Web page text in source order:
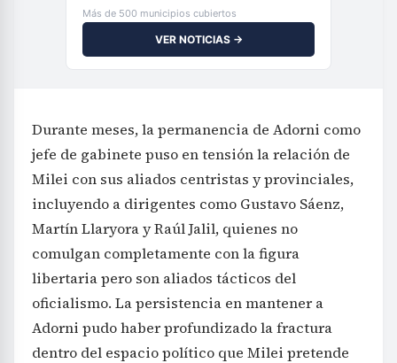
Más de 500 municipios cubiertos
VER NOTICIAS →
Durante meses, la permanencia de Adorni como
jefe de gabinete puso en tensión la relación de
Milei con sus aliados centristas y provinciales,
incluyendo a dirigentes como Gustavo Sáenz,
Martín Llaryora y Raúl Jalil, quienes no
comulgan completamente con la figura
libertaria pero son aliados tácticos del
oficialismo. La persistencia en mantener a
Adorni pudo haber profundizado la fractura
dentro del espacio político que Milei pretende